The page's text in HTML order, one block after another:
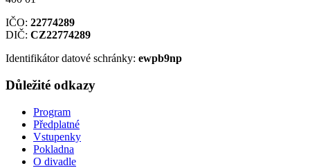
IČO: 22774289
DIČ: CZ22774289
Identifikátor datové schránky: ewpb9np
Důležité odkazy
Program
Předplatné
Vstupenky
Pokladna
O divadle